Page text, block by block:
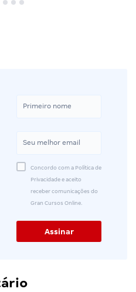
Concordo com a Política de
Privacidade e aceito
receber comunicações do
Gran Cursos Online.